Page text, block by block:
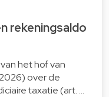
rekeningsaldo
het hof van
over de
taxatie (art. …